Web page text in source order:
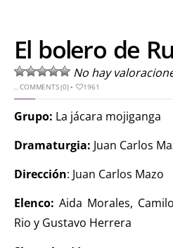
El bolero de
No hay
..COMMENTS (0)• 1961
Grupo: La jácara mojiganga
Dramaturgia: Juan Carlos
Dirección: Juan Carlos Mazo
Elenco: Aida Morales,
Rio y Gustavo Herrera